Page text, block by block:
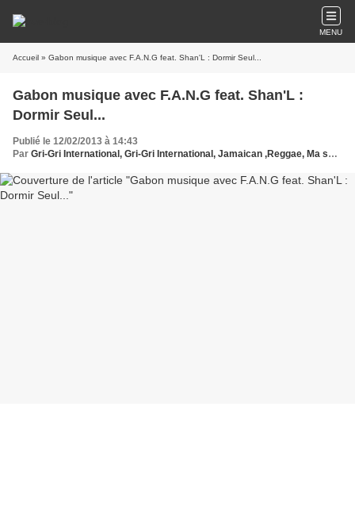
MENU
Accueil » Gabon musique avec ‪F.A.N.G feat. Shan'L : Dormir Seul‬...
Gabon musique avec ‪F.A.N.G feat. Shan'L :
Dormir Seul‬...
Publié le 12/02/2013 à 14:43
Par Gri-Gri International, Gri-Gri International, Jamaican ,Reggae, Ma solange oussou, New York, Blues, France, Love Paris, Music,USA, Sony, Channa Divouvi , F.A.N.G feat. Shan'L, Gabon, Europe